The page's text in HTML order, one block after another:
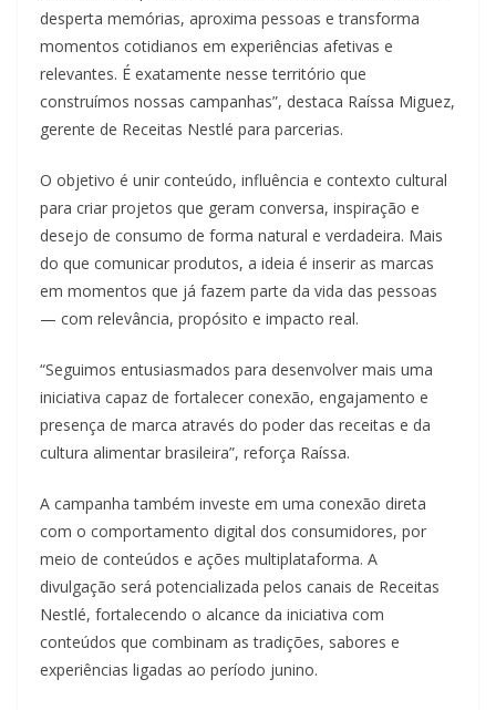
desperta memórias, aproxima pessoas e transforma
momentos cotidianos em experiências afetivas e
relevantes. É exatamente nesse território que
construímos nossas campanhas”, destaca Raíssa Miguez,
gerente de Receitas Nestlé para parcerias.
O objetivo é unir conteúdo, influência e contexto cultural
para criar projetos que geram conversa, inspiração e
desejo de consumo de forma natural e verdadeira. Mais
do que comunicar produtos, a ideia é inserir as marcas
em momentos que já fazem parte da vida das pessoas
— com relevância, propósito e impacto real.
“Seguimos entusiasmados para desenvolver mais uma
iniciativa capaz de fortalecer conexão, engajamento e
presença de marca através do poder das receitas e da
cultura alimentar brasileira”, reforça Raíssa.
A campanha também investe em uma conexão direta
com o comportamento digital dos consumidores, por
meio de conteúdos e ações multiplataforma. A
divulgação será potencializada pelos canais de Receitas
Nestlé, fortalecendo o alcance da iniciativa com
conteúdos que combinam as tradições, sabores e
experiências ligadas ao período junino.